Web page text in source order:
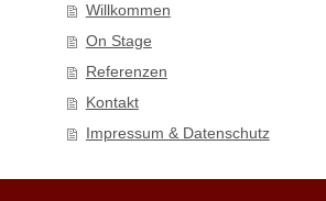
Willkommen
On Stage
Referenzen
Kontakt
Impressum & Datenschutz